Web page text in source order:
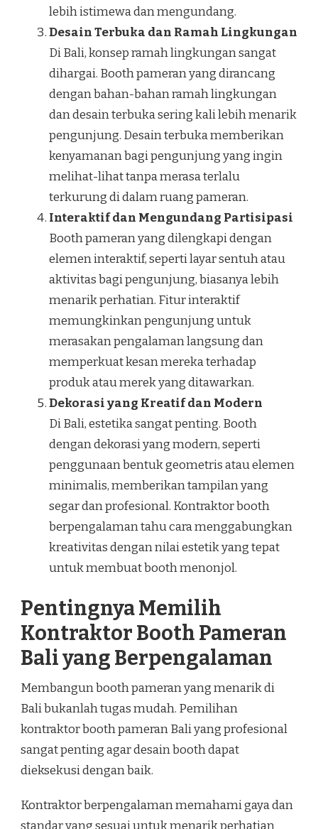
lebih istimewa dan mengundang.
Desain Terbuka dan Ramah Lingkungan
Di Bali, konsep ramah lingkungan sangat
dihargai. Booth pameran yang dirancang
dengan bahan-bahan ramah lingkungan
dan desain terbuka sering kali lebih menarik
pengunjung. Desain terbuka memberikan
kenyamanan bagi pengunjung yang ingin
melihat-lihat tanpa merasa terlalu
terkurung di dalam ruang pameran.
Interaktif dan Mengundang Partisipasi
Booth pameran yang dilengkapi dengan
elemen interaktif, seperti layar sentuh atau
aktivitas bagi pengunjung, biasanya lebih
menarik perhatian. Fitur interaktif
memungkinkan pengunjung untuk
merasakan pengalaman langsung dan
memperkuat kesan mereka terhadap
produk atau merek yang ditawarkan.
Dekorasi yang Kreatif dan Modern
Di Bali, estetika sangat penting. Booth
dengan dekorasi yang modern, seperti
penggunaan bentuk geometris atau elemen
minimalis, memberikan tampilan yang
segar dan profesional. Kontraktor booth
berpengalaman tahu cara menggabungkan
kreativitas dengan nilai estetik yang tepat
untuk membuat booth menonjol.
Pentingnya Memilih
Kontraktor Booth Pameran
Bali yang Berpengalaman
Membangun booth pameran yang menarik di
Bali bukanlah tugas mudah. Pemilihan
kontraktor booth pameran Bali yang profesional
sangat penting agar desain booth dapat
dieksekusi dengan baik.
Kontraktor berpengalaman memahami gaya dan
standar yang sesuai untuk menarik perhatian